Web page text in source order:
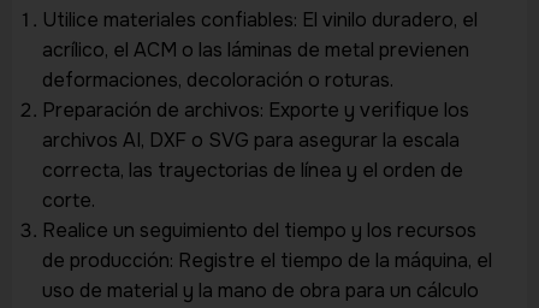
Utilice materiales confiables: El vinilo duradero, el
acrílico, el ACM o las láminas de metal previenen
deformaciones, decoloración o roturas.
Preparación de archivos: Exporte y verifique los
archivos AI, DXF o SVG para asegurar la escala
correcta, las trayectorias de línea y el orden de
corte.
Realice un seguimiento del tiempo y los recursos
de producción: Registre el tiempo de la máquina, el
uso de material y la mano de obra para un cálculo